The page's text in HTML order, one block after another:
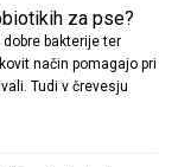
za pse?
dobre bakterije ter
način pomagajo pri
Tudi v črevesju